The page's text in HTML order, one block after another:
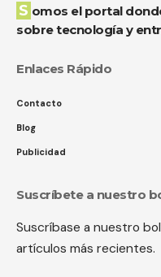
Somos el portal donde obtendrás las novedades
sobre tecnología y
Enlaces Rápido
Contacto
Blog
Publicidad
Suscríbete a nuestro
Suscríbase a nuestro
artículos más recientes.